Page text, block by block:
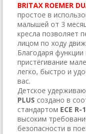
BRITAX ROEMER
простое в
малышей от 3
кресла позволяет
лицом по ходу
Благодаря функции
пристёгивание
легко, быстро и
вас.
Детское
PLUS создано в
стандартом ECE R-
высоким
безопасности в